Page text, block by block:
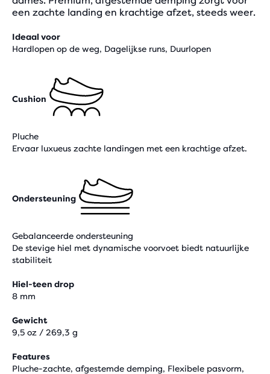
een zachte landing en krachtige afzet, steeds weer.
Ideaal voor
Hardlopen op de weg, Dagelijkse runs, Duurlopen
Cushion
Pluche
Ervaar luxueus zachte landingen met een krachtige afzet.
Ondersteuning
Gebalanceerde ondersteuning
De stevige hiel met dynamische voorvoet biedt natuurlijke
stabiliteit
Hiel-teen drop
8 mm
Gewicht
9,5 oz / 269,3 g
Features
Pluche-zachte, afgestemde demping, Flexibele pasvorm,